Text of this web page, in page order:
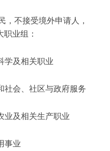
，不接受境外申请人，
业组：
学及相关职业
社会、社区与政府服务
业及相关生产职业
事业